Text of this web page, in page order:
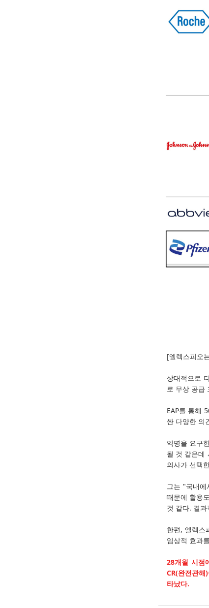
[엘렉스피오
상대적으로
로 무상 공급
EAP를 통해
싼 다양한 의
익명을 요구
될 것 같은데
의사가 선택
그는 "국내
때문에 활용
것 같다. 결
한편, 엘렉
임상적 효과
28개월 시점
CR(완전관
타났다.